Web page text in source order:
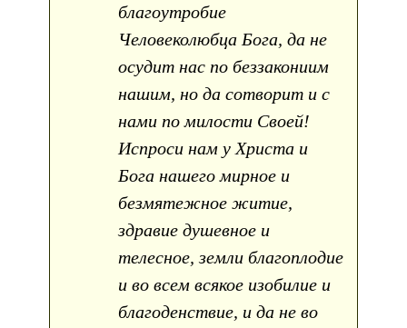
благоутробие
Человеколюбца Бога, да не
осудит нас по беззакониим
нашим, но да сотворит и с
нами по милости Своей!
Испроси нам у Христа и
Бога нашего мирное и
безмятежное житие,
здравие душевное и
телесное, земли благоплодие
и во всем всякое изобилие и
благоденствие, и да не во